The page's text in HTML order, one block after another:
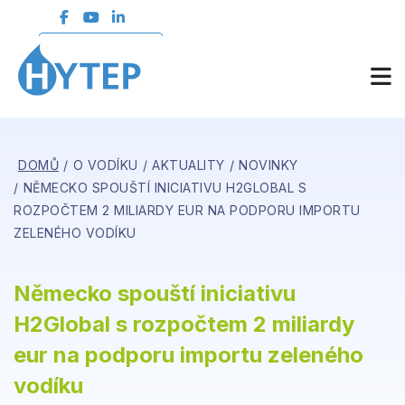
DOMŮ O VODÍKU AKTUALITY
NOVINKY
NĚMECKO SPOUŠTÍ INICIATIVU H2GLOBAL S
ROZPOČTEM 2 MILIARDY EUR NA PODPORU IMPORTU
ZELENÉHO VODÍKU
Německo spouští iniciativu
H2Global s rozpočtem 2 miliardy
eur na podporu importu zeleného
vodíku